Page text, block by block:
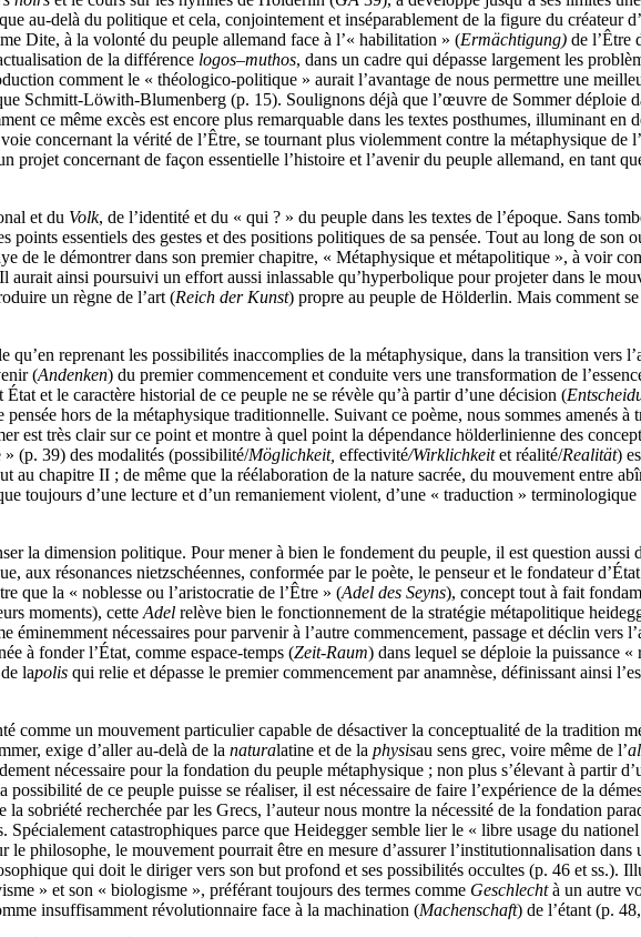
au-delà du politique et cela, conjointement et inséparablement de la figure du créateur
Dite, à la volonté du peuple allemand face à l’« habilitation » (Ermächtigung) de l’Être
de la différence logos–muthos, dans un cadre qui dépasse largement les
comment le « théologico-politique » aurait l’avantage de nous permettre une
Schmitt-Löwith-Blumenberg (p. 15). Soulignons déjà que l’œuvre de Sommer déploie
ce même excès est encore plus remarquable dans les textes posthumes, illuminant en
concernant la vérité de l’Être, se tournant plus violemment contre la métaphysique de
projet concernant de façon essentielle l’histoire et l’avenir du peuple allemand, en tant
et du Volk, de l’identité et du « qui ? » du peuple dans les textes de l’époque. Sans
essentiels des gestes et des positions politiques de sa pensée. Tout au long de son
de le démontrer dans son premier chapitre, « Métaphysique et métapolitique », à voir
ainsi poursuivi un effort aussi inlassable qu’hyperbolique pour projeter dans le
un règne de l’art (Reich der Kunst) propre au peuple de Hölderlin. Mais comment
qu’en reprenant les possibilités inaccomplies de la métaphysique, dans la transition vers
(Andenken) du premier commencement et conduite vers une transformation de
et le caractère historial de ce peuple ne se révèle qu’à partir d’une décision (
hors de la métaphysique traditionnelle. Suivant ce poème, nous sommes amenés à
est très clair sur ce point et montre à quel point la dépendance hölderlinienne des
» (p. 39) des modalités (possibilité/Möglichkeit, effectivité/Wirklichkeitet réalité/Realität)
au chapitre II ; de même que la réélaboration de la nature sacrée, du mouvement entre
toujours d’une lecture et d’un remaniement violent, d’une « traduction »
la dimension politique. Pour mener à bien le fondement du peuple, il est question aussi
aux résonances nietzschéennes, conformée par le poète, le penseur et le fondateur
que la « noblesse ou l’aristocratie de l’Être » (Adel des Seyns), concept tout à fait
moments), cette Adel relève bien le fonctionnement de la stratégie métapolitique
nécessaires pour parvenir à l’autre commencement, passage et déclin vers
à fonder l’État, comme espace-temps (Zeit-Raum) dans lequel se déploie la puissance
lapolis qui relie et dépasse le premier commencement par anamnèse, définissant ainsi
comme un mouvement particulier capable de désactiver la conceptualité de la tradition
exige d’aller au-delà de la naturalatine et de la physisau sens grec, voire même de l’
nécessaire pour la fondation du peuple métaphysique ; non plus s’élevant à partir
de ce peuple puisse se réaliser, il est nécessaire de faire l’expérience de la
sobriété recherchée par les Grecs, l’auteur nous montre la nécessité de la fondation
Spécialement catastrophiques parce que Heidegger semble lier le « libre usage du
philosophe, le mouvement pourrait être en mesure d’assurer l’institutionnalisation
qui doit le diriger vers son but profond et ses possibilités occultes (p. 46 et ss.).
» et son « biologisme », préférant toujours des termes comme Geschlechtà un autre
insuffisamment révolutionnaire face à la machination (Machenschaft) de l’étant (p.